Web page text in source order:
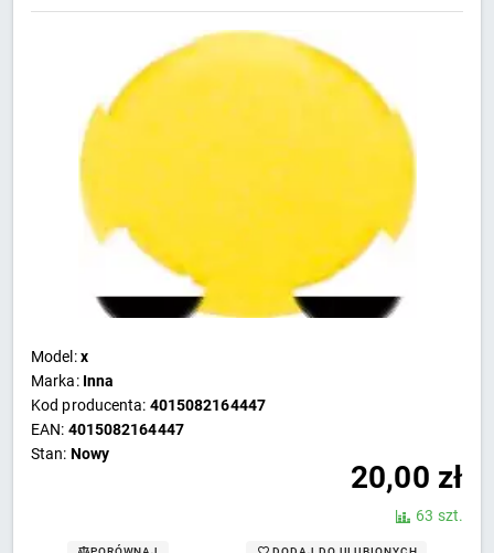
Model:x
Marka: Inna
Kod producenta: 4015082164447
EAN: 4015082164447
Stan: Nowy
20,00 zł
63 szt.